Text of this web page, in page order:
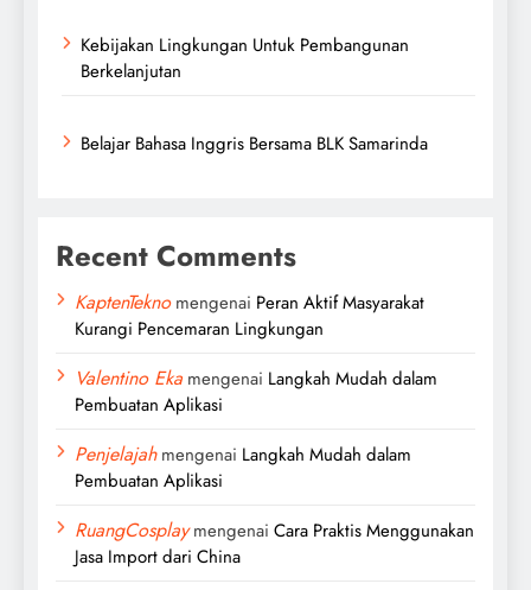
Kebijakan Lingkungan Untuk Pembangunan
Berkelanjutan
Belajar Bahasa Inggris Bersama BLK Samarinda
Recent Comments
KaptenTeknomengenai Peran Aktif Masyarakat
Kurangi Pencemaran Lingkungan
Valentino Eka mengenai Langkah Mudah dalam
Pembuatan Aplikasi
Penjelajahmengenai Langkah Mudah dalam
Pembuatan Aplikasi
RuangCosplaymengenai Cara Praktis Menggunakan
Jasa Import dari China